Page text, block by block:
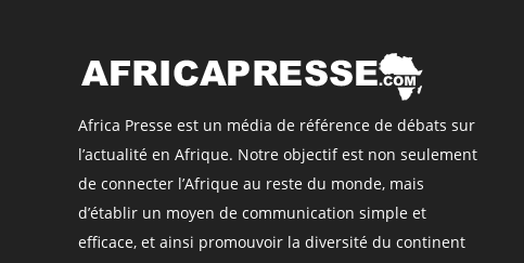
Africa Presse est un média de référence de débats sur
l’actualité en Afrique. Notre objectif est non seulement
de connecter l’Afrique au reste du monde, mais
d’établir un moyen de communication simple et
efficace, et ainsi promouvoir la diversité du continent